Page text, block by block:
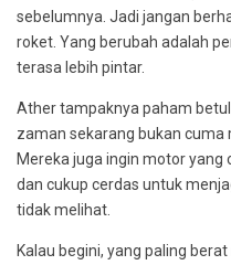
sebelumnya. Jadi jangan
roket. Yang berubah adalah
terasa lebih pintar.
Ather tampaknya paham
zaman sekarang bukan cuma
Mereka juga ingin motor yang
dan cukup cerdas untuk
tidak melihat.
Kalau begini, yang paling